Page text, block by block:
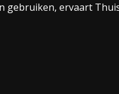
gebruiken, ervaart